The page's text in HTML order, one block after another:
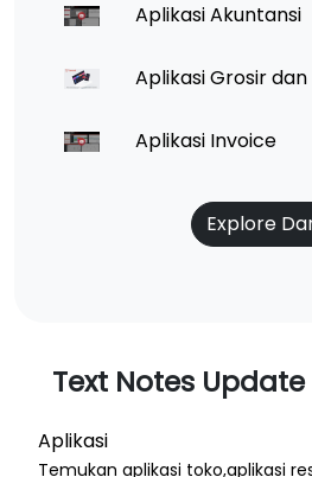
Aplikasi Akuntansi
Aplikasi Grosir
Aplikasi Invoice
Explore
Text Notes Update
Aplikasi
Temukan aplikasi toko,aplikasi